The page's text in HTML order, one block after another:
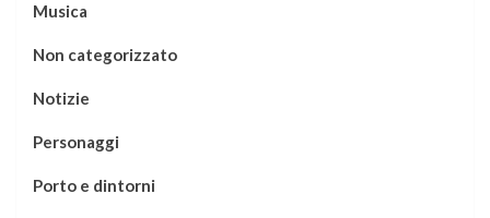
Musica
Non categorizzato
Notizie
Personaggi
Porto e dintorni